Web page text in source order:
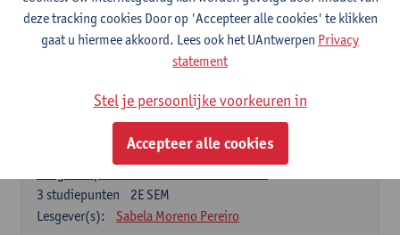
Gramática española 2
2E SEM
3studiepunten
Anne Verhaert
Lengua española: Destrezas básicas
Sabela Moreno Pereiro
2E SEM
3 studiepunten
Lesgever(s):
Sabela Moreno Pereiro
deze tracking cookies Door op 'Accepteer alle cookies' te klikken
gaat u hiermee akkoord. Lees ook het UAntwerpen Privacy
statement
Stel je persoonlijke voorkeuren in
Accepteer alle cookies